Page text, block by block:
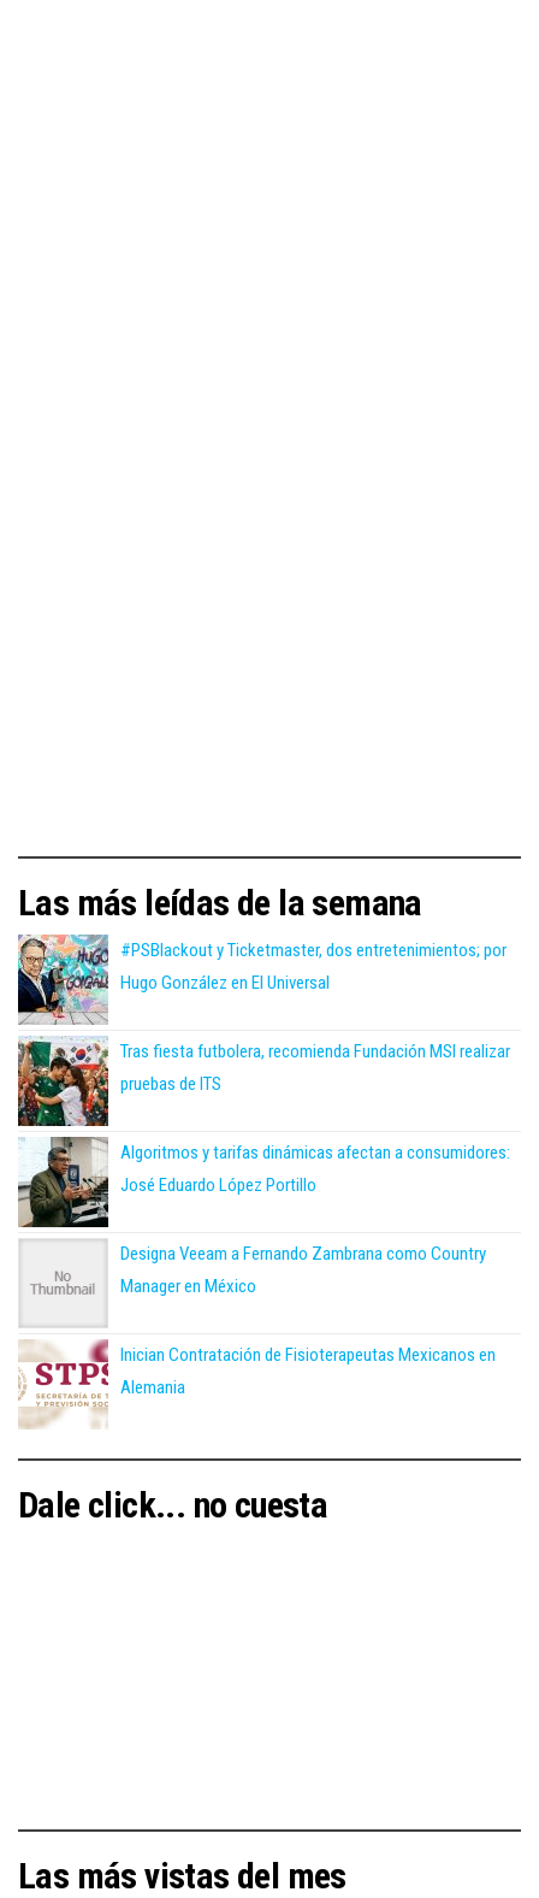
Las más leídas de la semana
#PSBlackout y Ticketmaster, dos entretenimientos; por
Hugo González en El Universal
Tras fiesta futbolera, recomienda Fundación MSI realizar
pruebas de ITS
Algoritmos y tarifas dinámicas afectan a consumidores:
José Eduardo López Portillo
Designa Veeam a Fernando Zambrana como Country
Manager en México
Inician Contratación de Fisioterapeutas Mexicanos en
Alemania
Dale click... no cuesta
Las más vistas del mes